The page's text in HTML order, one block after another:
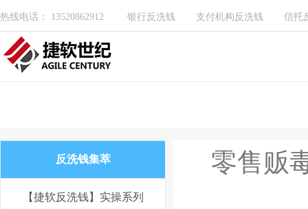
热线电话： 13520862912 银行反洗钱 支付机构反洗钱 信托
反洗钱集萃
【捷软反洗钱】实操系列
零售贩